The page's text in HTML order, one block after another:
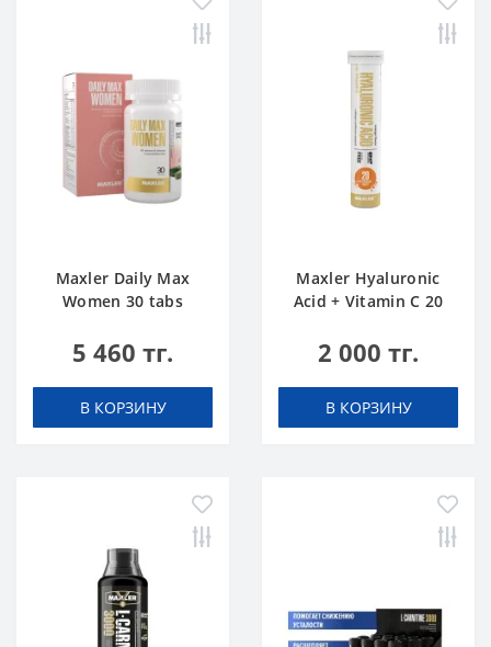
Maxler Daily Max
Women 30 tabs
5 460 тг.
В КОРЗИНУ
Maxler Hyaluronic
Acid + Vitamin C 20
2 000 тг.
В КОРЗИНУ